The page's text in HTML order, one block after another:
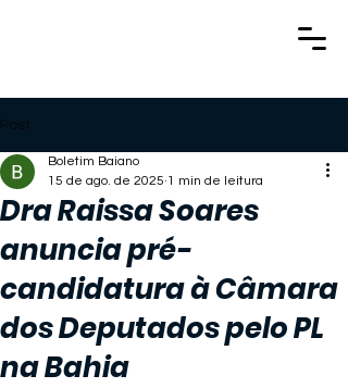
Post
Dra Raissa Soares
anuncia pré-
candidatura à Câmara
dos Deputados pelo PL
na Bahia
Boletim Baiano
15 de ago. de 2025 1 min de leitura